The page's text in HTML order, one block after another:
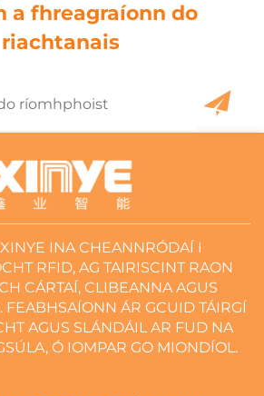
a fhreagraíonn do
riachtanais
INA CHEANNRÓDAÍ I
RFID, AG TAIRISCINT RAON
CÁRTAÍ, CLIBEANNA AGUS
FEABHSAÍONN ÁR GCUID TÁIRGÍ
AGUS SLÁNDÁIL AR FUD NA
Ó IOMPAR GO MIONDÍOL.